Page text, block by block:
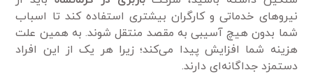
نیروهای خدماتی و کارگران بیشتری استفاده کند تا اسباب
شما بدون هیچ آسیبی به مقصد منتقل شوند. به همین علت
هزینه شما افزایش پیدا می‌کند؛ زیرا هر یک از این افراد
دستمزد جداگانه‌ای دارند.